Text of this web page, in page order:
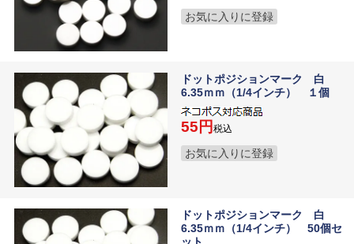
お気に入りに登録
ドットポジションマーク 白
6.35ｍｍ（1/4インチ） １個
55 税込
お気に入りに登録
ドットポジションマーク 白
6.35ｍｍ（1/4インチ） 50個セ